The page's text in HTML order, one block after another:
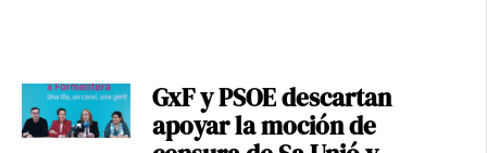
GxF y PSOE descartan
apoyar la moción de